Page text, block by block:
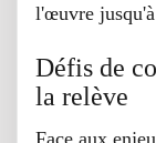
l'œuvre
Défis de
la relève
Face aux